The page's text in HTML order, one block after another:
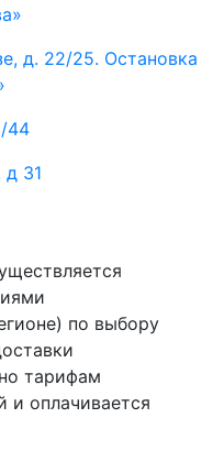
д. 22/25. Остановка
44
д 31
по выбору
тарифам
и оплачивается